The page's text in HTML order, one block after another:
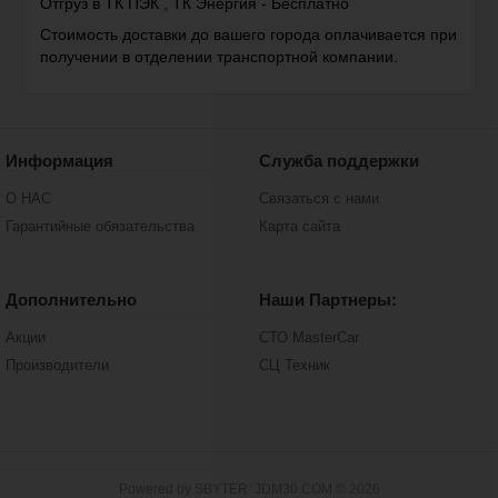
Стоимость доставки до вашего города оплачивается при
получении в отделении транспортной компании.
Информация
О НАС
Гарантийные обязательства
Служба поддержки
Связаться с нами
Карта сайта
Дополнительно
Акции
Производители
Наши Партнеры:
СТО MasterCar
СЦ Техник